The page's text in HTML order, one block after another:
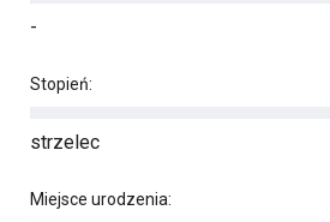
-
Stopień:
strzelec
Miejsce urodzenia: